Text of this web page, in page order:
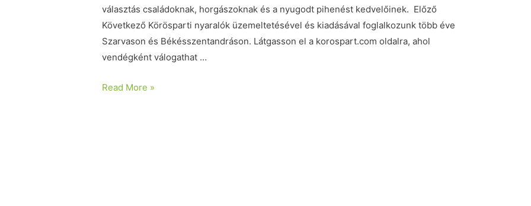
választás családoknak, horgászoknak és a nyugodt pihenést kedvelőinek. Előző
Következő Körösparti nyaralók üzemeltetésével és kiadásával foglalkozunk több éve
Szarvason és Békésszentandráson. Látgasson el a korospart.com oldalra, ahol
vendégként válogathat …
Read More »